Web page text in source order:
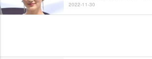
2022-11-30